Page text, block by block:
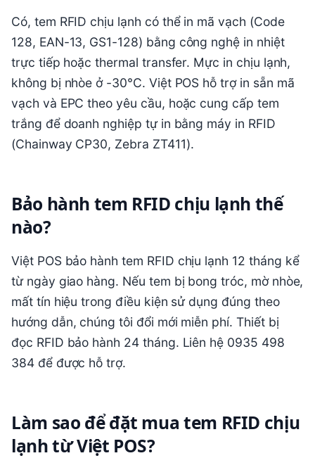
Có, tem RFID chịu lạnh có thể in mã vạch (Code
128, EAN-13, GS1-128) bằng công nghệ in nhiệt
trực tiếp hoặc thermal transfer. Mực in chịu lạnh,
không bị nhòe ở -30°C. Việt POS hỗ trợ in sẵn mã
vạch và EPC theo yêu cầu, hoặc cung cấp tem
trắng để doanh nghiệp tự in bằng máy in RFID
(Chainway CP30, Zebra ZT411).
Bảo hành tem RFID chịu lạnh thế
nào?
Việt POS bảo hành tem RFID chịu lạnh 12 tháng kể
từ ngày giao hàng. Nếu tem bị bong tróc, mờ nhòe,
mất tín hiệu trong điều kiện sử dụng đúng theo
hướng dẫn, chúng tôi đổi mới miễn phí. Thiết bị
đọc RFID bảo hành 24 tháng. Liên hệ 0935 498
384 để được hỗ trợ.
Làm sao để đặt mua tem RFID chịu
lạnh từ Việt POS?